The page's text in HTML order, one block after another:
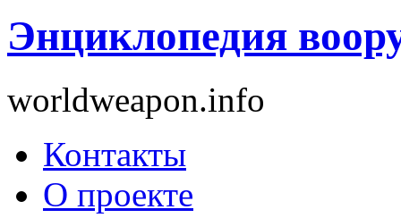
Энциклопедия
worldweapon.info
Контакты
О проекте